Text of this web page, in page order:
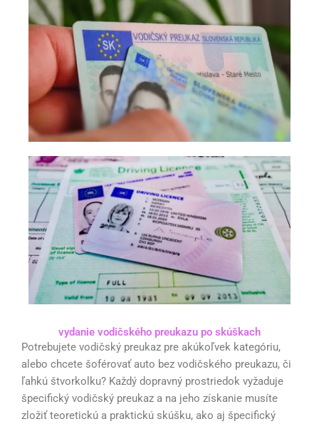
vydanie vodičského preukazu po skúškach
Potrebujete vodičský preukaz pre akúkoľvek kategóriu,
alebo chcete šoférovať auto bez vodičského preukazu, či
ľahkú štvorkolku? Každý dopravný prostriedok vyžaduje
špecifický vodičský preukaz a na jeho získanie musíte
zložiť teoretickú a praktickú skúšku, ako aj špecifický